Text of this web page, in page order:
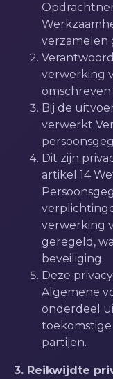
verzamelen
verwerking
omschreven
Bij de
verwerkt
Dit zijn
artikel 14
verwerking
geregeld,
beveiliging.
Deze
Algemene
onderdeel
partijen.
3. Reikwijdte